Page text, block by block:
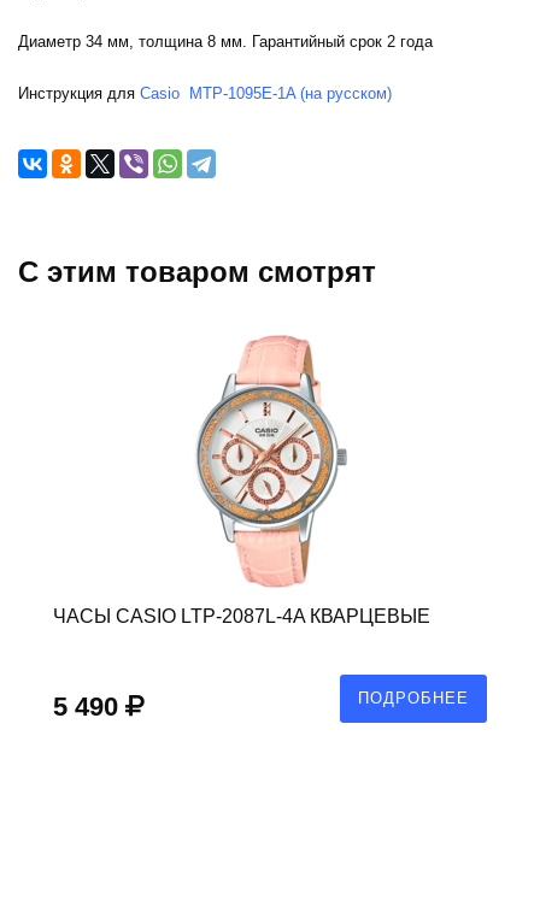
Диаметр 34 мм, толщина 8 мм. Гарантийный срок 2 года
Инструкция для Casio MTP-1095E-1A (на русском)
C этим товаром смотрят
ЧАСЫ CASIO LTP-2087L-4A КВАРЦЕВЫЕ
5 490 ПОДРОБНЕЕ